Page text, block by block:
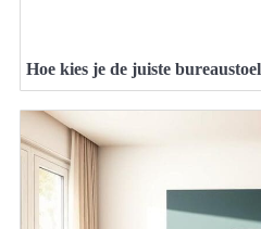
Hoe kies je de juiste